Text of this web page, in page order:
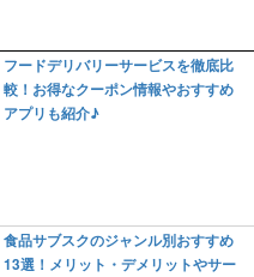
フードデリバリーサービスを徹底比
較！お得なクーポン情報やおすすめ
アプリも紹介♪
食品サブスクのジャンル別おすすめ
13選！メリット・デメリットやサー